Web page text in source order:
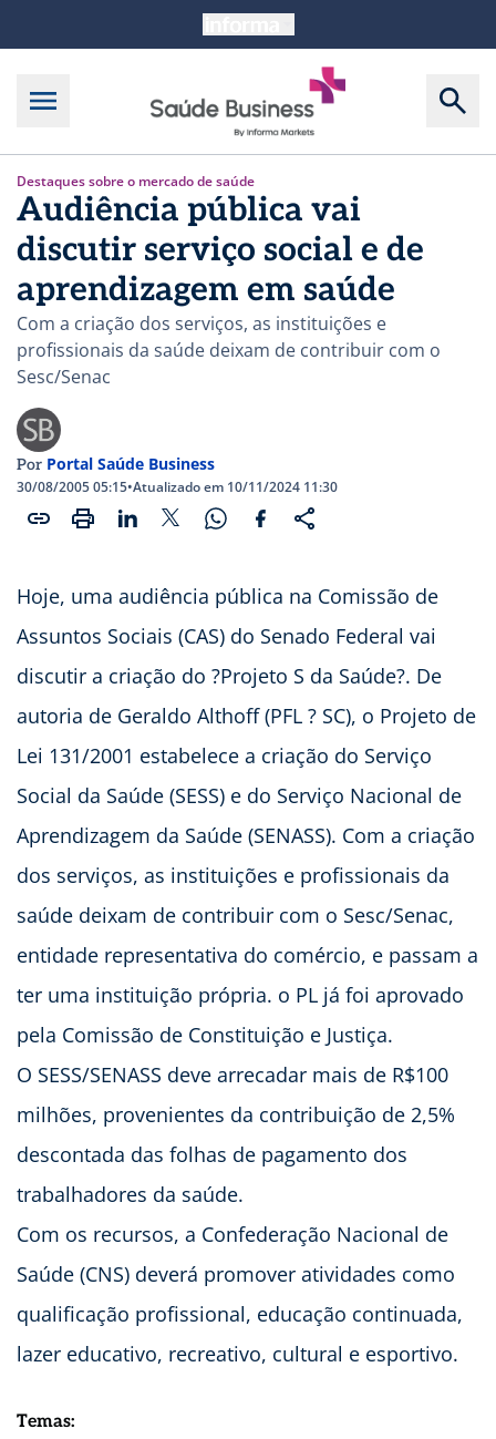
Destaques sobre o mercado de saúde
Audiência pública vai
discutir serviço social e de
aprendizagem em saúde
Com a criação dos serviços, as instituições e
profissionais da saúde deixam de contribuir com o
Sesc/Senac
Por Portal Saúde Business
30/08/2005 05:15•Atualizado em 10/11/2024 11:30
Hoje, uma audiência pública na Comissão de
Assuntos Sociais (CAS) do Senado Federal vai
discutir a criação do ?Projeto S da Saúde?. De
autoria de Geraldo Althoff (PFL ? SC), o Projeto de
Lei 131/2001 estabelece a criação do Serviço
Social da Saúde (SESS) e do Serviço Nacional de
Aprendizagem da Saúde (SENASS). Com a criação
dos serviços, as instituições e profissionais da
saúde deixam de contribuir com o Sesc/Senac,
entidade representativa do comércio, e passam a
ter uma instituição própria. o PL já foi aprovado
pela Comissão de Constituição e Justiça.
O SESS/SENASS deve arrecadar mais de R$100
milhões, provenientes da contribuição de 2,5%
descontada das folhas de pagamento dos
trabalhadores da saúde.
Com os recursos, a Confederação Nacional de
Saúde (CNS) deverá promover atividades como
qualificação profissional, educação continuada,
lazer educativo, recreativo, cultural e esportivo.
Temas: